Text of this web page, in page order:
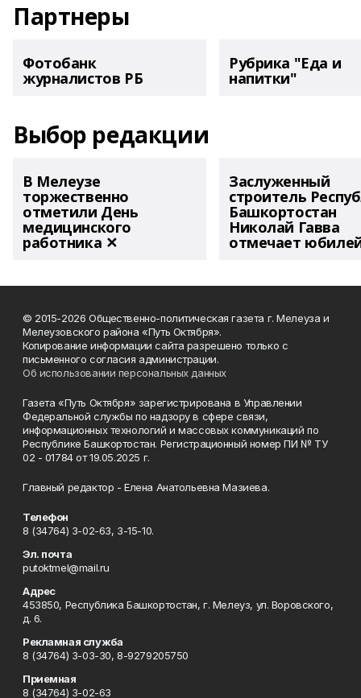
Партнеры
Фотобанк
журналистов РБ
Рубрика "Еда и
напитки"
Выбор редакции
В Мелеузе
торжественно
отметили День
медицинского
работника ✕
Заслуженный
строитель
Башкортостан
Николай Гавва
отмечает
© 2015-2026 Общественно-политическая газета г. Мелеуза и
Мелеузовского района «Путь Октября».
Копирование информации сайта разрешено только с
письменного согласия администрации.
Об использовании персональных данных
Газета «Путь Октября» зарегистрирована в Управлении
Федеральной службы по надзору в сфере связи,
информационных технологий и массовых коммуникаций по
Республике Башкортостан. Регистрационный номер ПИ № ТУ
02 - 01784 от 19.05.2025 г.
Главный редактор - Елена Анатольевна Мазиева.
Телефон
8 (34764) 3-02-63, 3-15-10.
Эл. почта
putoktmel@mail.ru
Адрес
453850, Республика Башкортостан, г. Мелеуз, ул. Воровского,
д. 6.
Рекламная служба
8 (34764) 3-03-30, 8-9279205750
Приемная
8 (34764) 3-02-63